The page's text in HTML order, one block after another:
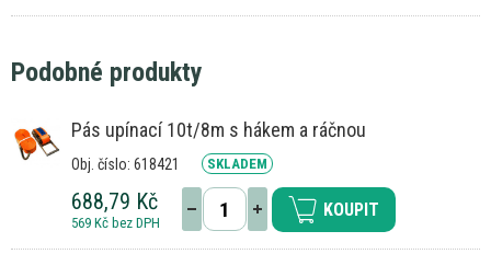
Podobné produkty
Pás upínací 10t/8m s hákem a ráčnou
Obj. číslo: 618421 SKLADEM
688,79 Kč
569 Kč bez DPH
KOUPIT